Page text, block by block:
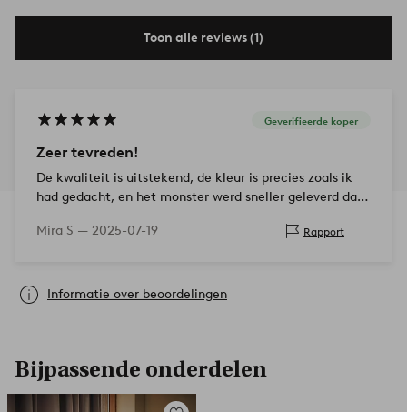
Toon alle reviews (1)
Geverifieerde koper
Zeer tevreden!
De kwaliteit is uitstekend, de kleur is precies zoals ik
had gedacht, en het monster werd sneller geleverd dan
product te zien voor…
Mira S — 2025-07-19 Rapport
Informatie over beoordelingen
Bijpassende onderdelen